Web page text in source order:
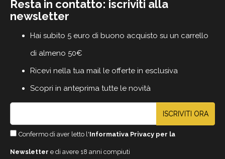
Resta in contatto: iscriviti alla
newsletter
Hai subito 5 euro di buono acquisto su un carrello
di almeno 50€
Ricevi nella tua mail le offerte in esclusiva
Scopri in anteprima tutte le novità
ISCRIVITI ORA
Confermo di aver letto l'Informativa Privacy per la
Newsletter e di avere 18 anni compiuti